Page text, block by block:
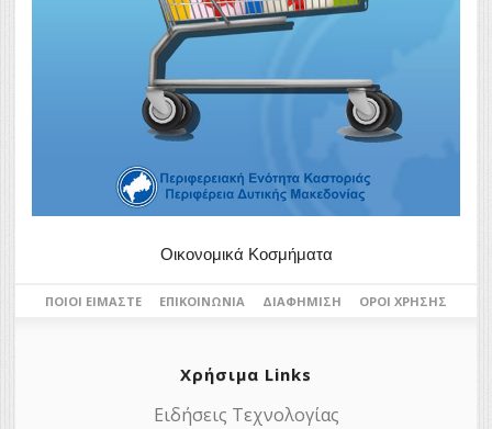
Οικονομικά Κοσμήματα
ΠΟΙΟΙ ΕΊΜΑΣΤΕ ΕΠΙΚΟΙΝΩΝΊΑ ΔΙΑΦΉΜΙΣΗ ΌΡΟΙ ΧΡΉΣΗΣ
Χρήσιμα Links
Ειδήσεις Τεχνολογίας